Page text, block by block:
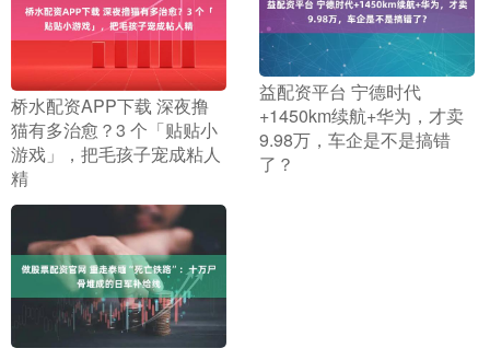
​桥水配资APP下载 深夜撸
猫有多治愈？3 个「贴贴小
游戏」，把毛孩子宠成粘人
精
​益配资平台 宁德时代
+1450km续航+华为，才卖
9.98万，车企是不是搞错
了？